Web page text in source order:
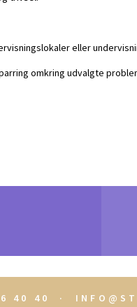
eller
omkring udvalgte
40 40 ·